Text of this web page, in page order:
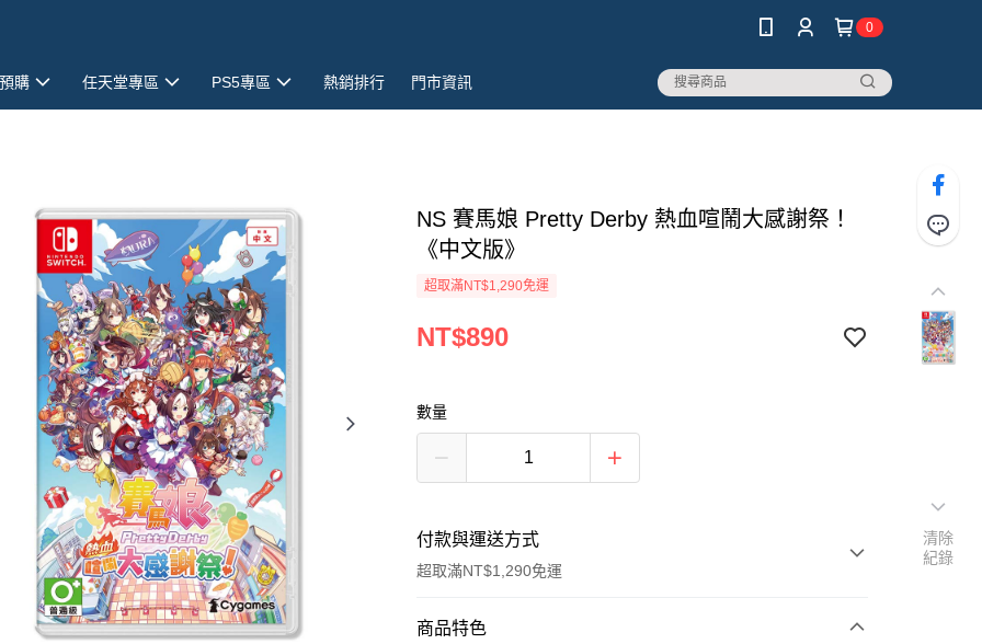
0
購 任天堂專區 PS5專區 熱銷排行 門市資訊
NS 賽馬娘 Pretty Derby 熱血喧鬧大感謝祭！
《中文版》
超取滿NT$1,290免運
NT$890
數量
付款與運送方式
超取滿NT$1,290免運
付款方式
商品特色
清除
紀錄